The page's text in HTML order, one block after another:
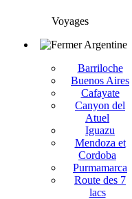
Voyages
Argentine
Barriloche
Buenos Aires
Cafayate
Canyon del
Atuel
Iguazu
Mendoza et
Cordoba
Purmamarca
Route des 7
lacs